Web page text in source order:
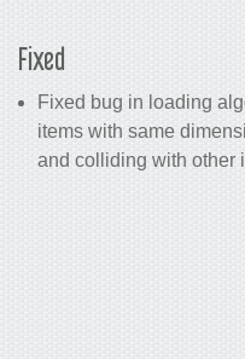
Fixed
Fixed bug in loading
items with same
and colliding with other